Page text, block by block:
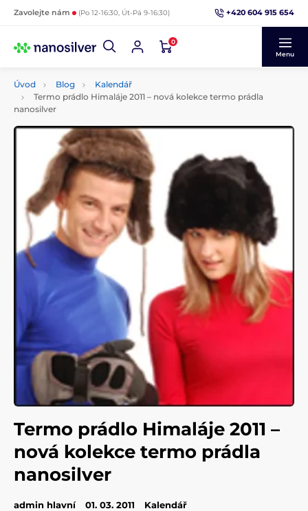
Zavolejte nám (Po 12-16:30, Út-Pá 9-16:30) +420 604 915 654
0
Menu
Úvod Blog
Kalendář
Termo prádlo Himaláje 2011 – nová kolekce termo prádla
nanosilver
Termo prádlo Himaláje 2011 –
nová kolekce termo prádla
nanosilver
admin hlavní 01. 03. 2011 Kalendář